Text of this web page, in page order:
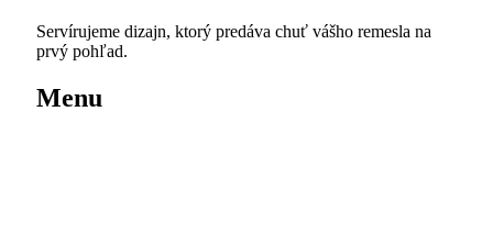
Servírujeme dizajn, ktorý predáva chuť vášho remesla na
prvý pohľad.
Menu